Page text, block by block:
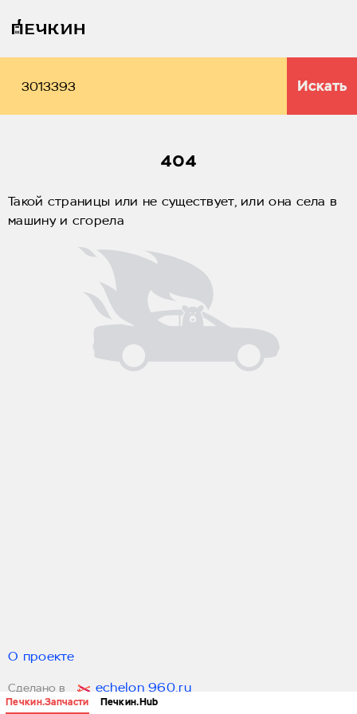
Печкин.Запчасти Печкин.Hub
Искать
404
Такой страницы или не существует, или она села в
машину и сгорела
О проекте
Сделано в echelon 960.ru